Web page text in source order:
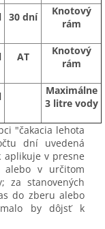
30 dní
Knotový
rám
AT
Knotový
rám
Maximálne
3 litre vody
"čakacia lehota
dní uvedená
aplikuje v presne
alebo v určitom
za stanovených
do zberu alebo
by dôjsť k